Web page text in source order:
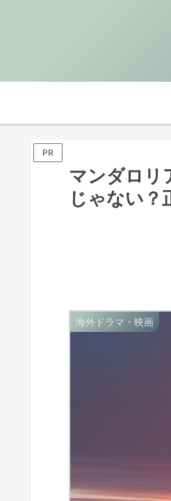
PR
マンダロリ
じゃない？
海外ドラマ・映画